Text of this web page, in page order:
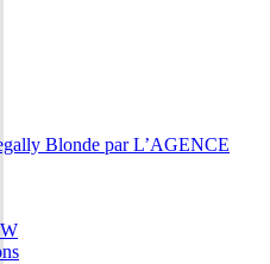
Blonde par L’AGENCE